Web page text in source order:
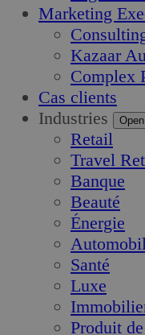
Marketing
Kazaar
Complex
Cas clients
Industries
Retail
Travel
Banque
Beauté
Énergie
Santé
Luxe
Produit